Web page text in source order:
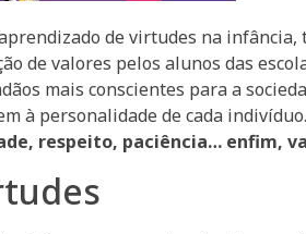
de virtudes na infância,
de valores pelos alunos das
mais conscientes para a
à personalidade de cada
respeito, paciência… enfim,